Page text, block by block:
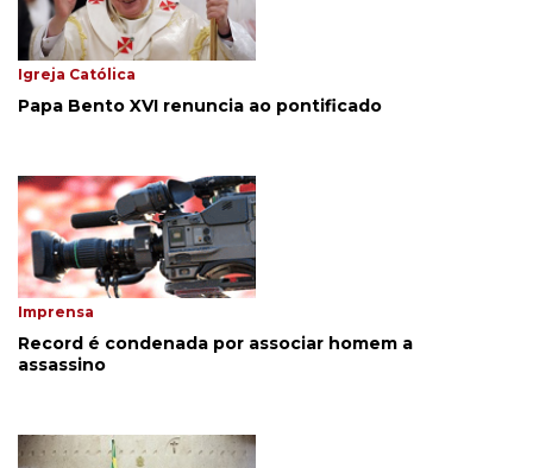
Igreja Católica
Papa Bento XVI renuncia ao pontificado
Imprensa
Record é condenada por associar homem a
assassino